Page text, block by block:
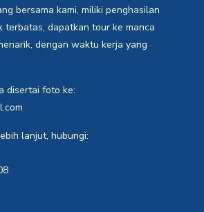
bersama kami, miliki penghasilan
terbatas, dapatkan tour ke manca
dengan waktu kerja yang
disertai foto ke:
lanjut, hubungi: